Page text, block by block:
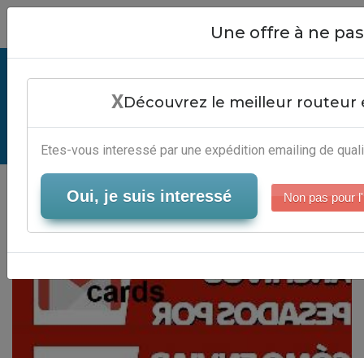
Émail Xmas Cards - Plateforme
Email Marketing Automatisé
Serveur-Emailing
Close
Une offre à ne
XDécouvrez le meilleur routeur
Etes-vous interessé par une expédition emailing de
Oui, je suis interessé Non pas pour